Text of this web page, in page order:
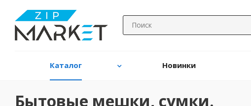
Каталог Новинки
Бытовые мешки, сумки.